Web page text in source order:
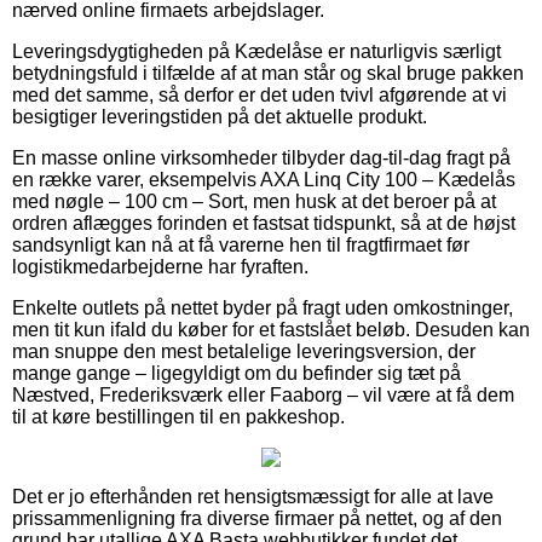
nærved online firmaets arbejdslager.
Leveringsdygtigheden på Kædelåse er naturligvis særligt
betydningsfuld i tilfælde af at man står og skal bruge pakken
med det samme, så derfor er det uden tvivl afgørende at vi
besigtiger leveringstiden på det aktuelle produkt.
En masse online virksomheder tilbyder dag-til-dag fragt på
en række varer, eksempelvis AXA Linq City 100 – Kædelås
med nøgle – 100 cm – Sort, men husk at det beroer på at
ordren aflægges forinden et fastsat tidspunkt, så at de højst
sandsynligt kan nå at få varerne hen til fragtfirmaet før
logistikmedarbejderne har fyraften.
Enkelte outlets på nettet byder på fragt uden omkostninger,
men tit kun ifald du køber for et fastslået beløb. Desuden kan
man snuppe den mest betalelige leveringsversion, der
mange gange – ligegyldigt om du befinder sig tæt på
Næstved, Frederiksværk eller Faaborg – vil være at få dem
til at køre bestillingen til en pakkeshop.
Det er jo efterhånden ret hensigtsmæssigt for alle at lave
prissammenligning fra diverse firmaer på nettet, og af den